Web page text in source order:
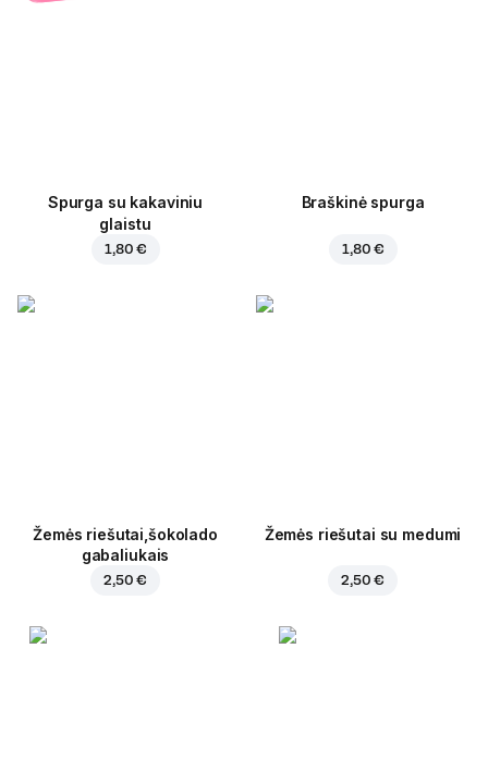
Spurga su kakaviniu
glaistu
1,80 €
Braškinė spurga
1,80 €
Žemės riešutai,šokolado
gabaliukais
2,50 €
Žemės riešutai su medumi
2,50 €